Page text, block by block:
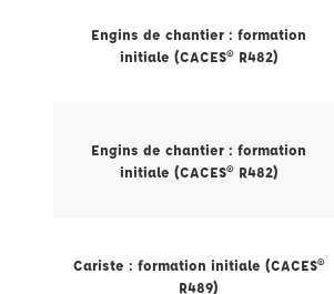
Engins de chantier : formation
initiale (CACES® R482)
Engins de chantier : formation
initiale (CACES® R482)
Cariste : formation initiale (CACES®
R489)